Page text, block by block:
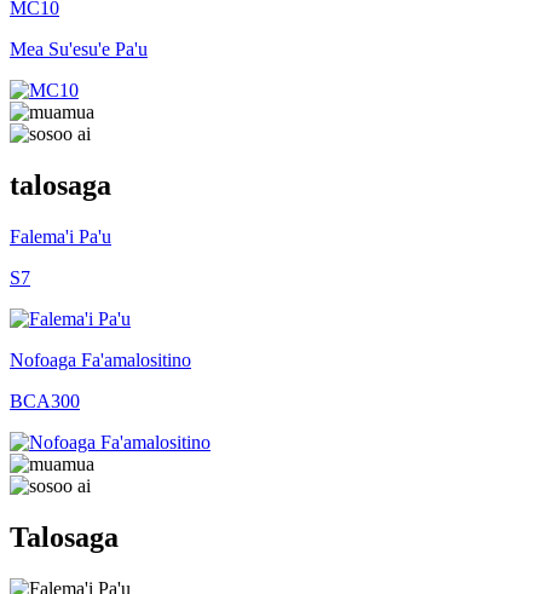
MC10
Mea Su'esu'e Pa'u
talosaga
Falema'i Pa'u
S7
Nofoaga Fa'amalositino
BCA300
Talosaga